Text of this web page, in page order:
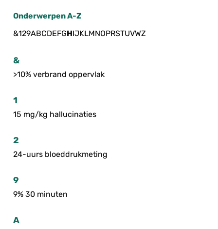
Onderwerpen A-Z
&129ABCDEFGHIJKLMNOPRSTUVWZ
&
>10% verbrand oppervlak
1
15 mg/kg hallucinaties
2
24-uurs bloeddrukmeting
9
9% 30 minuten
A